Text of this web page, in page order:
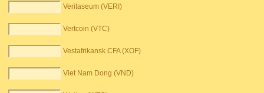
Veritaseum (VERI)
Vertcoin (VTC)
Vestafrikansk CFA (XOF)
Viet Nam Dong (VND)